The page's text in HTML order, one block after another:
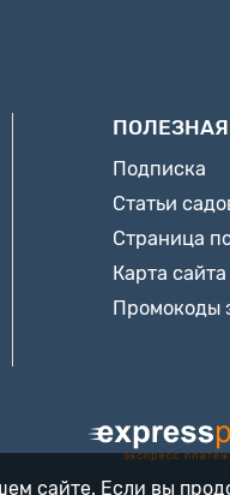
Подписка
Статьи
Страница
Карта сайта
Промокоды
сайте. Если вы